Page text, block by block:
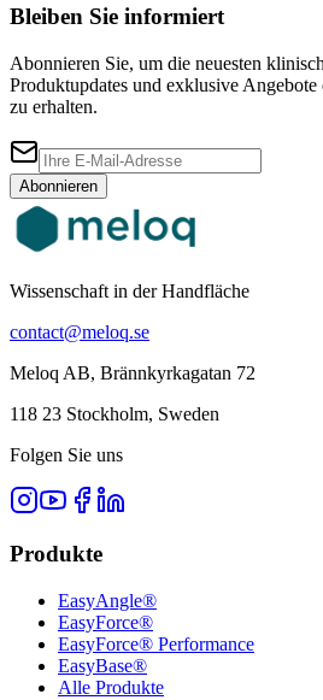
Bleiben Sie informiert
Abonnieren Sie, um die neuesten
Produktupdates und exklusive
zu erhalten.
Abonnieren
Wissenschaft in der Handfläche
contact@meloq.se
Meloq AB, Brännkyrkagatan 72
118 23 Stockholm, Sweden
Folgen Sie uns
Produkte
EasyAngle®
EasyForce®
EasyForce® Performance
EasyBase®
Alle Produkte